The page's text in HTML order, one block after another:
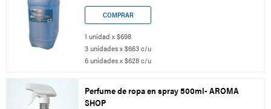
1 unidad x $698
3 unidades x $663 c/u
6 unidades x $628 c/u
Perfume de ropa en spray 500ml- AROMA
SHOP